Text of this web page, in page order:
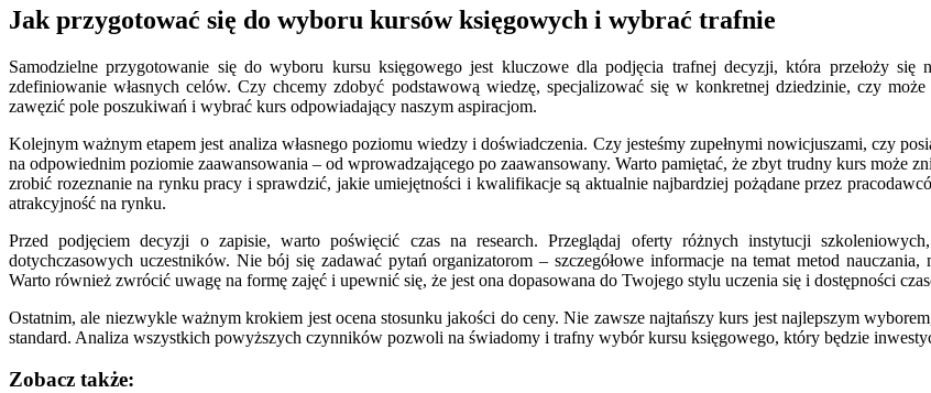
Jak przygotować się do wyboru kursów księgowych i wybrać trafnie
Samodzielne przygotowanie się do wyboru kursu księgowego jest kluczowe dla podjęcia trafnej decyzji, która przełoży
zdefiniowanie własnych celów. Czy chcemy zdobyć podstawową wiedzę, specjalizować się w konkretnej dziedzinie, czy
zawęzić pole poszukiwań i wybrać kurs odpowiadający naszym aspiracjom.
Kolejnym ważnym etapem jest analiza własnego poziomu wiedzy i doświadczenia. Czy jesteśmy zupełnymi nowicjuszami, czy
na odpowiednim poziomie zaawansowania – od wprowadzającego po zaawansowany. Warto pamiętać, że zbyt trudny kurs może
zrobić rozeznanie na rynku pracy i sprawdzić, jakie umiejętności i kwalifikacje są aktualnie najbardziej pożądane przez
atrakcyjność na rynku.
Przed podjęciem decyzji o zapisie, warto poświęcić czas na research. Przeglądaj oferty różnych instytucji
dotychczasowych uczestników. Nie bój się zadawać pytań organizatorom – szczegółowe informacje na temat metod
Warto również zwrócić uwagę na formę zajęć i upewnić się, że jest ona dopasowana do Twojego stylu uczenia się i dostępności
Ostatnim, ale niezwykle ważnym krokiem jest ocena stosunku jakości do ceny. Nie zawsze najtańszy kurs jest najlepszym
standard. Analiza wszystkich powyższych czynników pozwoli na świadomy i trafny wybór kursu księgowego, który będzie
Zobacz także: